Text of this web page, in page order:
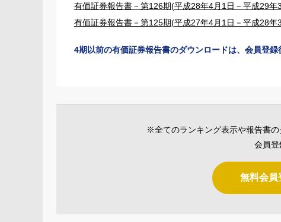
有価証券報告書－第126期(平成28年4月1日－平成29年
有価証券報告書－第125期(平成27年4月1日－平成28年
4期以前の有価証券報告書のダウンロードは、会員登録
※全てのランキング表示や報告書の
会員
無料会員